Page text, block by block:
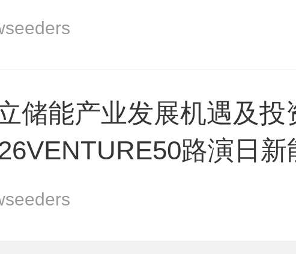
理人及联席牵头经办人
储能产业发展机遇及
路演日新